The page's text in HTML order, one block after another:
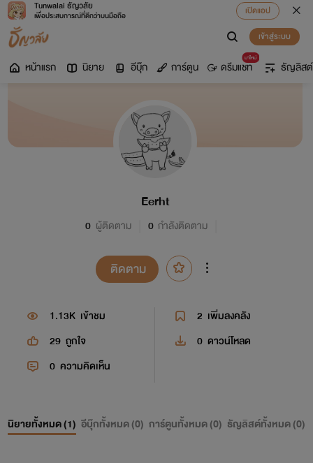
Tunwalai ธัญวลัย
เพื่อประสบการณ์ที่ดีกว่าบนมือถือ
เปิดแอป
เข้าสู่ระบบ
หน้าแรก นิยาย อีบุ๊ก การ์ตูน
มาใหม่
ดรีมแชท ธัญลิสต์
Eerht
0 ผู้ติดตาม 0 กำลังติดตาม
ติดตาม
1.13K เข้าชม 2 เพิ่มลงคลัง
29 ถูกใจ 0 ดาวน์โหลด
0 ความคิดเห็น
นิยายทั้งหมด (1) อีบุ๊กทั้งหมด (0) การ์ตูนทั้งหมด (0) ธัญลิสต์ทั้งหมด (0)